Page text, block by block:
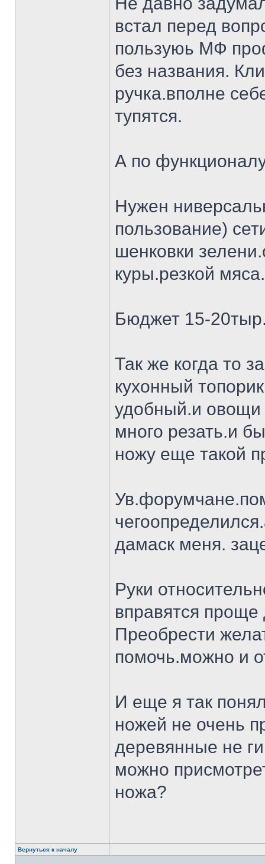
встал перед
пользуюь МФ
без названия.
ручка.вполне
тупятся.
А по
Нужен
пользование)
шенковки
куры.резкой
Бюджет 15-
Так же когда то
кухонный
удобный.и овощи
много резать.и
ножу еще такой
дамаск меня.
Руки
вправятся
Преобрести
помочь.можно и
И еще я так
ножей не очень
деревянные не
можно
ножа?
Вернуться к началу